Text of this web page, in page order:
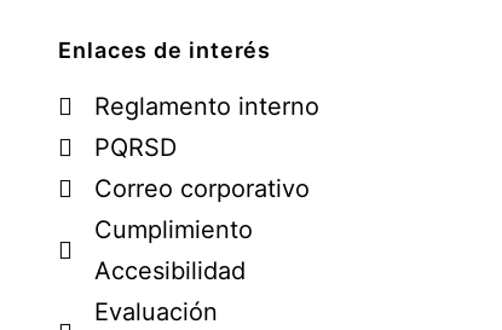
Enlaces de interés
Reglamento interno
PQRSD
Correo corporativo
Cumplimiento
Accesibilidad
Evaluación